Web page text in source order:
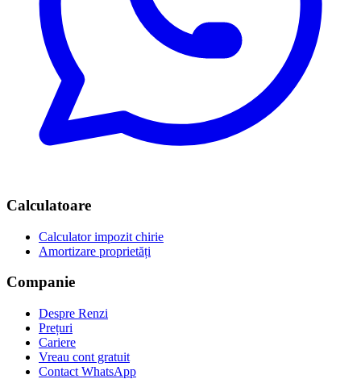
Calculatoare
Calculator impozit chirie
Amortizare proprietăți
Companie
Despre Renzi
Prețuri
Cariere
Vreau cont gratuit
Contact WhatsApp